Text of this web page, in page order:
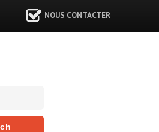
NOUS CONTACTER